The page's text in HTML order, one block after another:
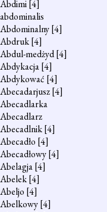
Abdimi[4]
abdominalis
Abdominalny[4]
Abdruk[4]
Abdul-medżyd[4]
Abdykacja[4]
Abdykować [4]
Abecadarjusz[4]
Abecadlarka
Abecadlarz
Abecadlnik[4]
Abecadło [4]
Abecadłowy[4]
Abelagja[4]
Abelek[4]
Abeljo [4]
Abelkowy[4]